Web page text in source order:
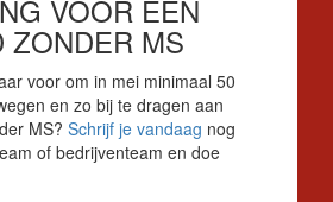
VOOR EEN
ZONDER MS
voor om in mei minimaal 50
en zo bij te dragen aan
MS? Schrijf je vandaag nog
of bedrijventeam en doe